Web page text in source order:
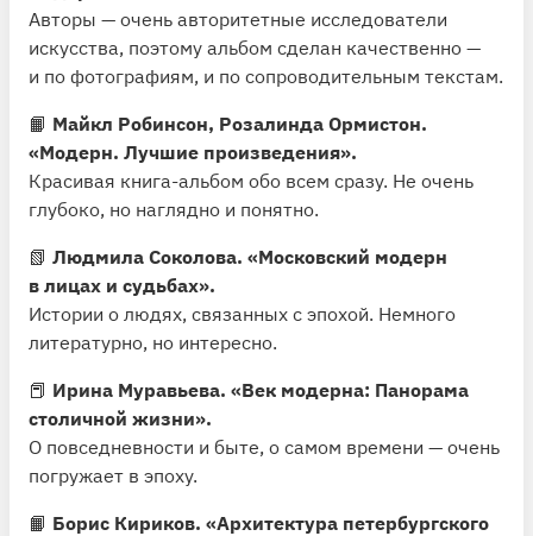
Авторы — очень авторитетные исследователи
искусства, поэтому альбом сделан качественно —
и по фотографиям, и по сопроводительным текстам.
📙 Майкл Робинсон, Розалинда Ормистон.
«Модерн. Лучшие произведения».
Красивая книга-альбом обо всем сразу. Не очень
глубоко, но наглядно и понятно.
📗 Людмила Соколова. «Московский модерн
в лицах и судьбах».
Истории о людях, связанных с эпохой. Немного
литературно, но интересно.
📕 Ирина Муравьева. «Век модерна: Панорама
столичной жизни».
О повседневности и быте, о самом времени — очень
погружает в эпоху.
📙 Борис Кириков. «Архитектура петербургского